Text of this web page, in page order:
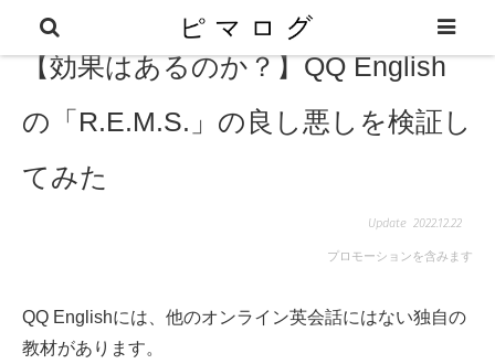
【効果はあるのか？】QQ English
の「R.E.M.S.」の良し悪しを検証し
てみた
2022.12.22
プロモーションを含みます
QQ Englishには、他のオンライン英会話にはない独自の
教材があります。